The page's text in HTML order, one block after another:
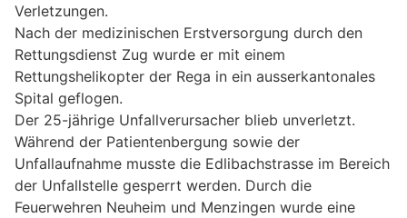
Verletzungen.
Nach der medizinischen Erstversorgung durch den
Rettungsdienst Zug wurde er mit einem
Rettungshelikopter der Rega in ein ausserkantonales
Spital geflogen.
Der 25-jährige Unfallverursacher blieb unverletzt.
Während der Patientenbergung sowie der
Unfallaufnahme musste die Edlibachstrasse im Bereich
der Unfallstelle gesperrt werden. Durch die
Feuerwehren Neuheim und Menzingen wurde eine